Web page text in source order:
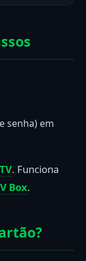
senha) em
. Funciona
Box.